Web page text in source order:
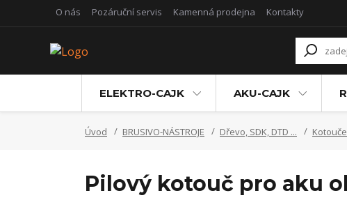
O nás Pozáruční servis Kamenná prodejna Kontakty
ELEKTRO-CAJK AKU-CAJK
Úvod BRUSIVO-NÁSTROJE Dřevo, SDK, DTD ... Kotouče
Pilový kotouč pro aku